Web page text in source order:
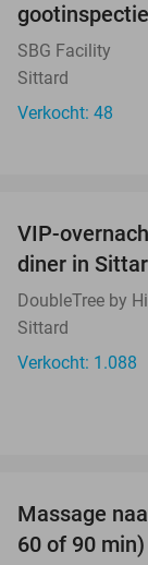
gootinspectie
SBG Facility
Sittard
Verkocht: 48
VIP-
diner in
DoubleTree by
Sittard
Verkocht: 1.088
Massage
60 of 90 min)